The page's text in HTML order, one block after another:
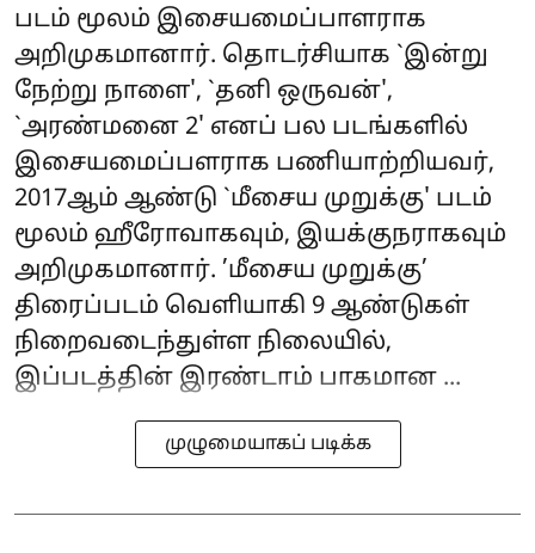
படம் மூலம் இசையமைப்பாளராக
அறிமுகமானார். தொடர்சியாக `இன்று
நேற்று நாளை', `தனி ஒருவன்',
`அரண்மனை 2' எனப் பல படங்களில்
இசையமைப்பளராக பணியாற்றியவர்,
2017ஆம் ஆண்டு `மீசைய முறுக்கு' படம்
மூலம் ஹீரோவாகவும், இயக்குநராகவும்
அறிமுகமானார். ’மீசைய முறுக்கு’
திரைப்படம் வெளியாகி 9 ஆண்டுகள்
நிறைவடைந்துள்ள நிலையில்,
இப்படத்தின் இரண்டாம் பாகமான ...
முழுமையாகப் படிக்க